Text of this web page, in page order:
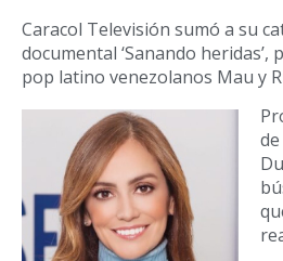
Caracol Televisión sumó a su
documental ‘Sanando
pop latino venezolanos Mau y